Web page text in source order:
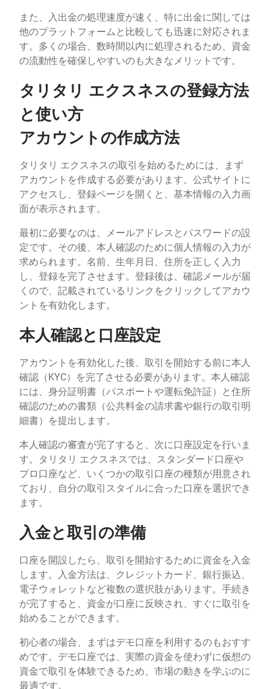
また、入出金の処理速度が速く、特に出金に関しては
他のプラットフォームと比較しても迅速に対応されま
す。多くの場合、数時間以内に処理されるため、資金
の流動性を確保しやすいのも大きなメリットです。
タリタリ エクスネスの登録方法
と使い方
アカウントの作成方法
タリタリ エクスネスの取引を始めるためには、まず
アカウントを作成する必要があります。公式サイトに
アクセスし、登録ページを開くと、基本情報の入力画
面が表示されます。
最初に必要なのは、メールアドレスとパスワードの設
定です。その後、本人確認のために個人情報の入力が
求められます。名前、生年月日、住所を正しく入力
し、登録を完了させます。登録後は、確認メールが届
くので、記載されているリンクをクリックしてアカウ
ントを有効化します。
本人確認と口座設定
アカウントを有効化した後、取引を開始する前に本人
確認（KYC）を完了させる必要があります。本人確認
には、身分証明書（パスポートや運転免許証）と住所
確認のための書類（公共料金の請求書や銀行の取引明
細書）を提出します。
本人確認の審査が完了すると、次に口座設定を行いま
す。タリタリ エクスネスでは、スタンダード口座や
プロ口座など、いくつかの取引口座の種類が用意され
ており、自分の取引スタイルに合った口座を選択でき
ます。
入金と取引の準備
口座を開設したら、取引を開始するために資金を入金
します。入金方法は、クレジットカード、銀行振込、
電子ウォレットなど複数の選択肢があります。手続き
が完了すると、資金が口座に反映され、すぐに取引を
始めることができます。
初心者の場合、まずはデモ口座を利用するのもおすす
めです。デモ口座では、実際の資金を使わずに仮想の
資金で取引を体験できるため、市場の動きを学ぶのに
最適です。